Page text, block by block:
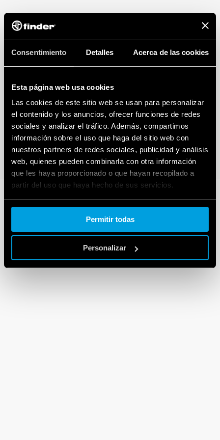
Consentimiento Detalles Acerca de las cookies
Esta página web usa cookies
Las cookies de este sitio web se usan para personalizar
el contenido y los anuncios, ofrecer funciones de redes
sociales y analizar el tráfico. Además, compartimos
información sobre el uso que haga del sitio web con
nuestros partners de redes sociales, publicidad y análisis
web, quienes pueden combinarla con otra información
que les haya proporcionado o que hayan recopilado a
partir del uso que haya hecho de sus servicios.
Cookie policy.
Permitir todas
Personalizar